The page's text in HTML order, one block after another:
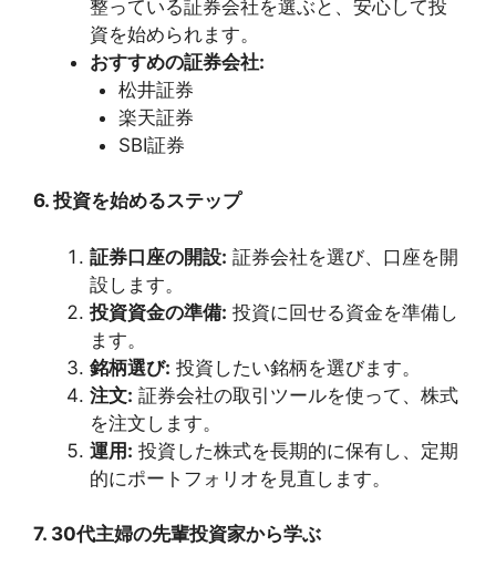
整っている証券会社を選ぶと、安心して投
資を始められます。
おすすめの証券会社:
松井証券
楽天証券
SBI証券
6. 投資を始めるステップ
証券口座の開設: 証券会社を選び、口座を開
設します。
投資資金の準備: 投資に回せる資金を準備し
ます。
銘柄選び: 投資したい銘柄を選びます。
注文: 証券会社の取引ツールを使って、株式
を注文します。
運用: 投資した株式を長期的に保有し、定期
的にポートフォリオを見直します。
7. 30代主婦の先輩投資家から学ぶ